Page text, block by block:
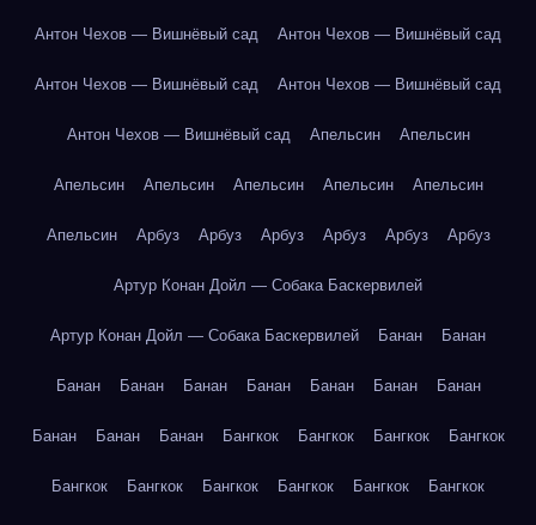
Антон Чехов — Вишнёвый сад Антон Чехов — Вишнёвый сад
Антон Чехов — Вишнёвый сад Антон Чехов — Вишнёвый сад
Антон Чехов — Вишнёвый сад Апельсин Апельсин
Апельсин Апельсин Апельсин Апельсин Апельсин
Апельсин Арбуз Арбуз Арбуз Арбуз Арбуз Арбуз
Артур Конан Дойл — Собака Баскервилей
Артур Конан Дойл — Собака Баскервилей Банан Банан
Банан Банан Банан Банан Банан Банан Банан
Банан Банан Банан Бангкок Бангкок Бангкок Бангкок
Бангкок Бангкок Бангкок Бангкок Бангкок Бангкок